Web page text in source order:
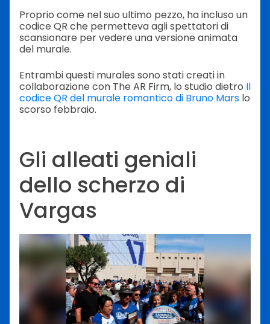
Proprio come nel suo ultimo pezzo, ha incluso un
codice QR che permetteva agli spettatori di
scansionare per vedere una versione animata
del murale.
Entrambi questi murales sono stati creati in
collaborazione con The AR Firm, lo studio dietro Il
codice QR del murale romantico di Bruno Mars lo
scorso febbraio.
Gli alleati geniali
dello scherzo di
Vargas